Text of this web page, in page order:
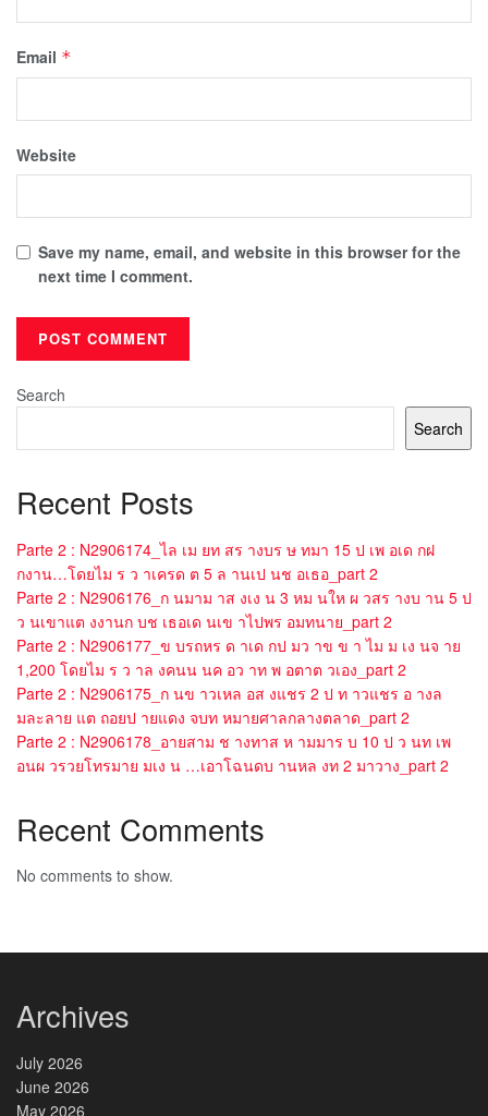
Email *
Website
Save my name, email, and website in this browser for the
next time I comment.
Search
Search
Recent Posts
Parte 2 : N2906174_ไล เม ยท สร างบร ษ ทมา 15 ป เพ อเด กฝ
กงาน…โดยไม ร ว าเครด ต 5 ล านเป นช อเธอ_part 2
Parte 2 : N2906176_ก นมาม าส งเง น 3 หม นให ผ วสร างบ าน 5 ป
ว นเขาแต งงานก บช เธอเด นเข าไปพร อมทนาย_part 2
Parte 2 : N2906177_ข บรถหร ด าเด กป มว าข ข า ไม ม เง นจ าย
1,200 โดยไม ร ว าล งคนน นค อว าท พ อตาต วเอง_part 2
Parte 2 : N2906175_ก นข าวเหล อส งแชร 2 ป ท าวแชร อ างล
มละลาย แต ถอยป ายแดง จบท หมายศาลกลางตลาด_part 2
Parte 2 : N2906178_อายสาม ช างทาส ห ามมาร บ 10 ป ว นท เพ
อนผ วรวยโทรมาย มเง น …เอาโฉนดบ านหล งท 2 มาวาง_part 2
Recent Comments
No comments to show.
Archives
July 2026
June 2026
May 2026